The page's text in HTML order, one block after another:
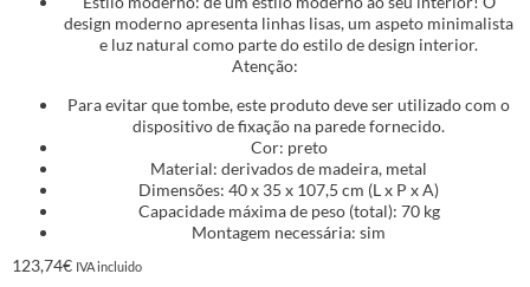
design moderno apresenta linhas lisas, um aspeto minimalista
e luz natural como parte do estilo de design interior.
Atenção:
Para evitar que tombe, este produto deve ser utilizado com o
dispositivo de fixação na parede fornecido.
Cor: preto
Material: derivados de madeira, metal
Dimensões: 40 x 35 x 107,5 cm (L x P x A)
Capacidade máxima de peso (total): 70 kg
Montagem necessária: sim
123,74€ IVA incluido